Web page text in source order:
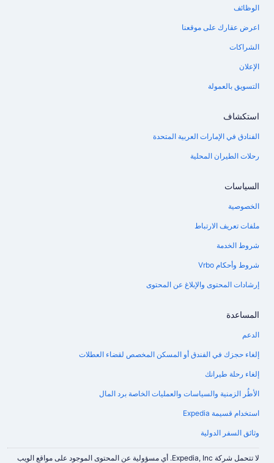
الوظائف
اعرض عقارك على موقعنا
الشراكات
الإعلان
التسويق بالعمولة
استكشاف
الفنادق في الإمارات العربية المتحدة
رحلات الطيران المحلية
السياسات
الخصوصية
ملفات تعريف الارتباط
شروط الخدمة
شروط وأحكام Vrbo
إرشادات المحتوى والإبلاغ عن المحتوى
المساعدة
الدعم
إلغاء حجزك في الفندق أو المسكن المخصص لقضاء العطلات
إلغاء رحلة طيرانك
الأطُر الزمنية والسياسات والعمليات الخاصة برد المال
استخدام قسيمة Expedia
وثائق السفر الدولية
لا تتحمل شركة Expedia, Inc. أي مسؤولية عن المحتوى الموجود على مواقع الويب